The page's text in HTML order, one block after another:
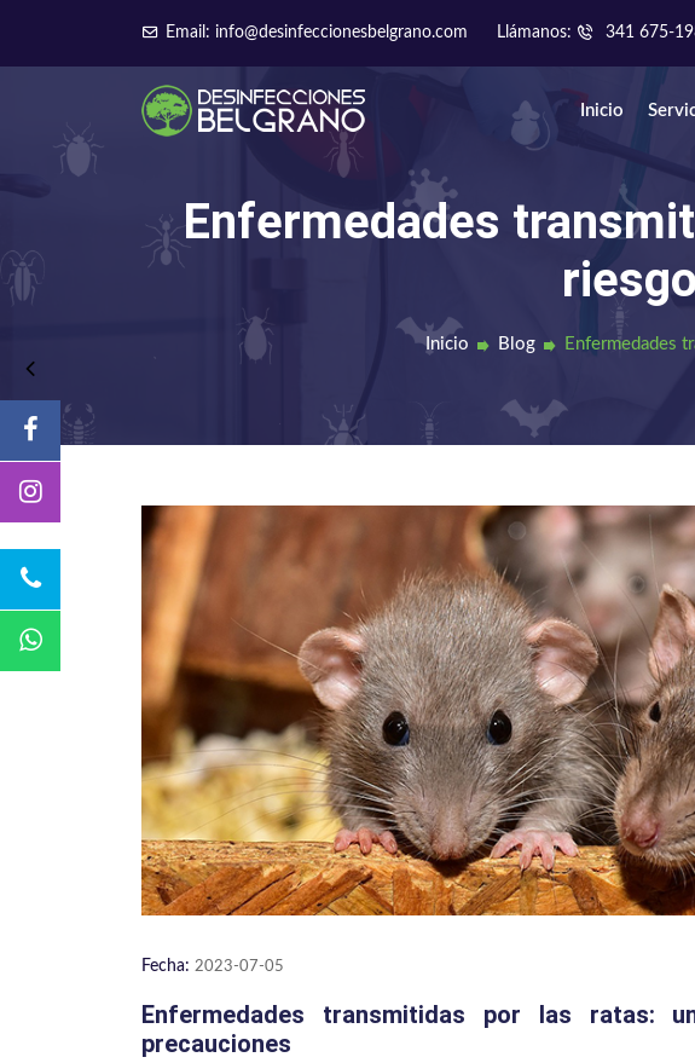
Email: info@desinfeccionesbelgrano.com Llámanos: 341 675-
Inicio
Enfermedades
Inicio Blog Enfermedades
Fecha: 2023-07-05
Enfermedades transmitidas por las ratas:
precauciones